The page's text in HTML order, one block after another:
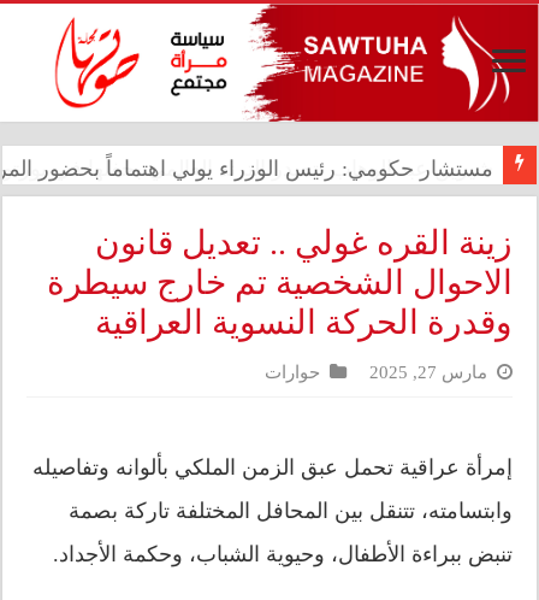
مستشار حكومي: رئيس الوزراء يولي اهتماماً بحضور
شيرين عبد الوهاب تتصدر الترند العالمي بحفلها في
زينة القره غولي .. تعديل قانون
الاحوال الشخصية تم خارج سيطرة
وقدرة الحركة النسوية العراقية
مارس 27, 2025 حوارات
إمرأة عراقية تحمل عبق الزمن الملكي بألوانه وتفاصيله
وابتسامته، تتنقل بين المحافل المختلفة تاركة بصمة
تنبض ببراءة الأطفال، وحيوية الشباب، وحكمة الأجداد.